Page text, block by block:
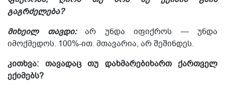
გაგრძელება?
მიხეილ თავდი:არ უნდა იფიქროს — უნდა
იმოქმედოს. 100%-ით. მთავარია, არ შეშინდეს.
კითხვა: თავადაც თუ დახმარებიხართ ქართველ
ექიმებს?